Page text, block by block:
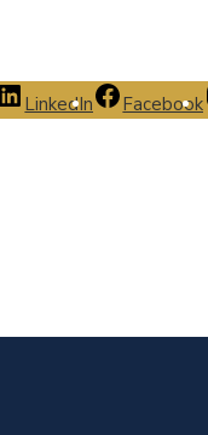
LinkedIn Facebook